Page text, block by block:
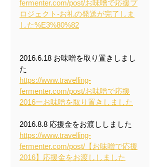
fermenter.com/post/お味噌で応援プ
ロジェクト-お礼の発送が完了しま
した%E3%80%82
2016.6.18 お味噌を取り置きしまし
た
https://www.travelling-
fermenter.com/post/お味噌で応援
2016ーお味噌を取り置きしました
2016.8.8 応援金をお渡ししました
https://www.travelling-
fermenter.com/post/【お味噌で応援
2016】応援金をお渡ししました